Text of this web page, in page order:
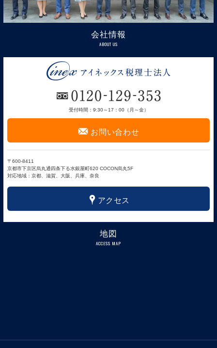
会社情報
ABOUT US
受付時間：9:30～17：00（月～金）
F お問い合わせ
〒600-8411
京都市下京区烏丸通四条下る水銀屋町620 COCON烏丸5F
対応地域：京都、滋賀、大阪、兵庫、奈良
x アクセス
地図
ACCESS MAP